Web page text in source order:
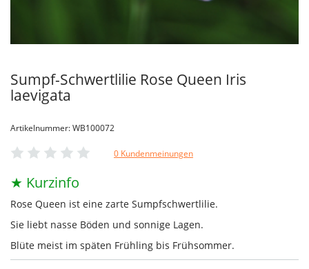
Sumpf-Schwertlilie Rose Queen Iris
laevigata
Artikelnummer: WB100072
0 Kundenmeinungen
★ Kurzinfo
Rose Queen ist eine zarte Sumpfschwertlilie.
Sie liebt nasse Böden und sonnige Lagen.
Blüte meist im späten Frühling bis Frühsommer.